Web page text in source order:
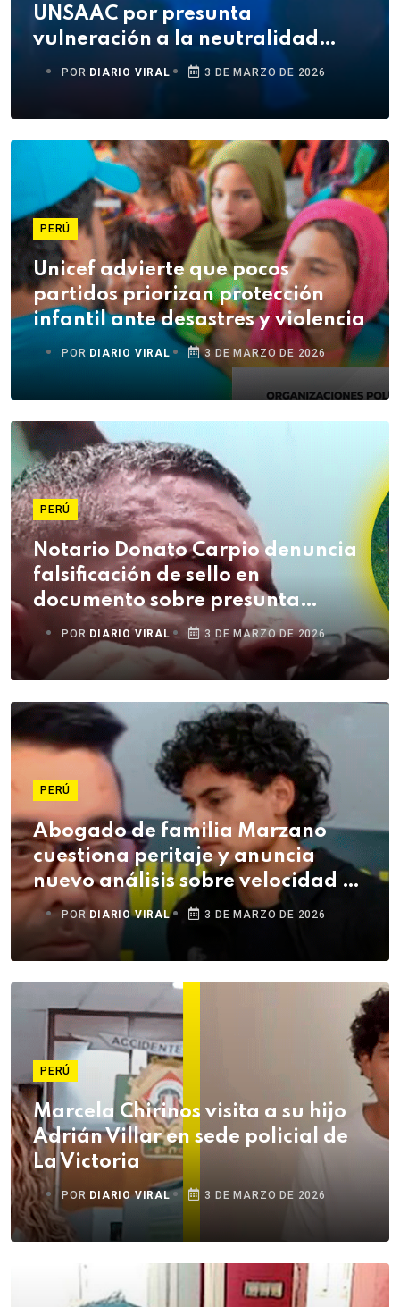
UNSAAC por presunta
vulneración a la neutralidad
electoral
POR DIARIO VIRAL 3 DE MARZO DE 2026
PERÚ
Unicef advierte que pocos
partidos priorizan protección
infantil ante desastres y violencia
POR DIARIO VIRAL 3 DE MARZO DE 2026
PERÚ
Notario Donato Carpio denuncia
falsificación de sello en
documento sobre presunta
donación de vehículo
POR DIARIO VIRAL 3 DE MARZO DE 2026
PERÚ
Abogado de familia Marzano
cuestiona peritaje y anuncia
nuevo análisis sobre velocidad de
Adrián Villar
POR DIARIO VIRAL 3 DE MARZO DE 2026
PERÚ
Marcela Chirinos visita a su hijo
Adrián Villar en sede policial de
La Victoria
POR DIARIO VIRAL 3 DE MARZO DE 2026